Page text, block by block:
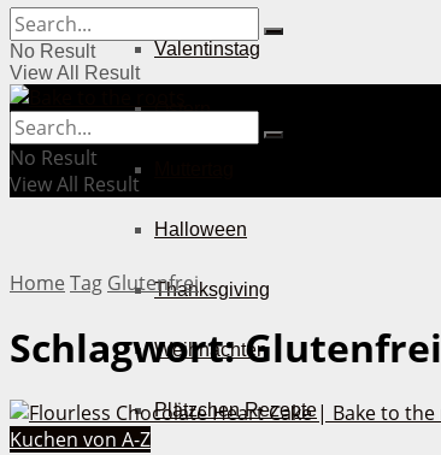
Valentinstag
Ostern
Halloween
Thanksgiving
Weihnachten
Plätzchen Rezepte
No Result
View All Result
No Result
View All Result
Home Tag Glutenfrei
Schlagwort:Glutenfrei
Kuchen von A-Z